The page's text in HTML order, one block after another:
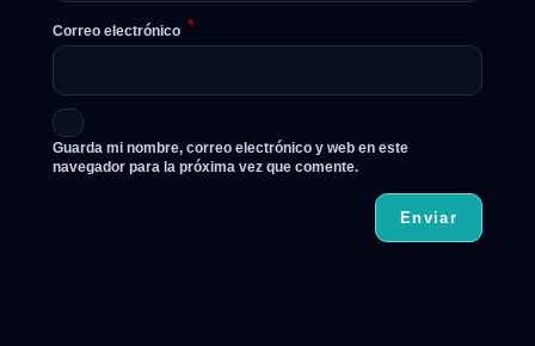
Correo electrónico *
Guarda mi nombre, correo electrónico y web en este
navegador para la próxima vez que comente.